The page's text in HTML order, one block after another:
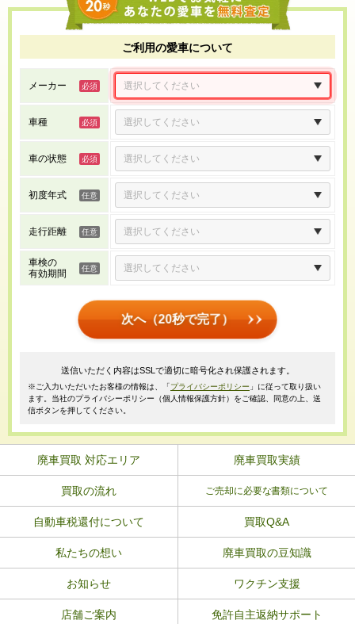
ご利用の愛車について
メーカー
車種
車の状態
初度年式
走行距離
車検の
有効期間
次へ（20秒で完了）
送信いただく内容はSSLで適切に暗号化され保護されます。
※ご入力いただいたお客様の情報は、「 プライバシーポリシー 」に従って取り扱い
ます。当社のプライバシーポリシー（個人情報保護方針）をご確認、同意の上、送
信ボタンを押してください。
廃車買取 対応エリア 廃車買取実績
買取の流れ ご売却に必要な書類について
自動車税還付について 買取Q&A
私たちの想い 廃車買取の豆知識
お知らせ ワクチン支援
店舗ご案内 免許自主返納サポート